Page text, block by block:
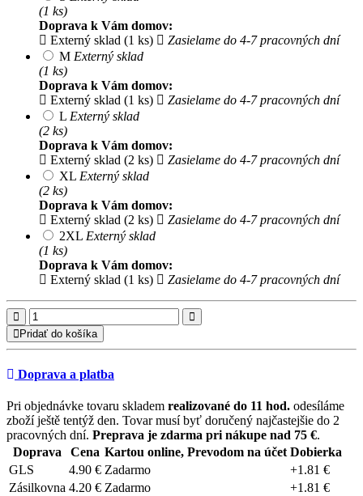
(1 ks)
Doprava k Vám domov:
Externý sklad (1 ks)
Zasielame do 4-7 pracovných dní
M Externý sklad
(1 ks)
Doprava k Vám domov:
Externý sklad (1 ks)
Zasielame do 4-7 pracovných dní
L Externý sklad
(2 ks)
Doprava k Vám domov:
Externý sklad (2 ks)
Zasielame do 4-7 pracovných dní
XL Externý sklad
(2 ks)
Doprava k Vám domov:
Externý sklad (2 ks)
Zasielame do 4-7 pracovných dní
2XL Externý sklad
(1 ks)
Doprava k Vám domov:
Externý sklad (1 ks)
Zasielame do 4-7 pracovných dní
Pridať do košíka
Doprava a platba
Pri objednávke tovaru skladem realizované do 11 hod. odesíláme
zboží ještě tentýž den. Tovar musí byť doručený najčastejšie do 2
pracovných dní. Preprava je zdarma pri nákupe nad 75 €.
Doprava
Cena Kartou online, Prevodom na účet Dobierka
GLS
4.90 € Zadarmo
+1.81 €
Zásilkovna 4.20 € Zadarmo +1.81 €